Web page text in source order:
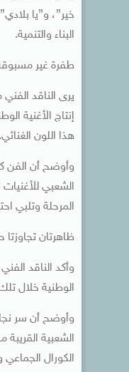
خير”، و”يا
البناء والتنمية.
طفرة غير
إنتاج الأغنية
هذا اللون الغنائي.
وأوضح أن الفن
الشعبي
المرحلة وتلبي
ظاهرتان تجاوزتا
وأكد الناقد
الوطنية خلال
وأوضح أن سر
الشعبية
الكورال الجماعي